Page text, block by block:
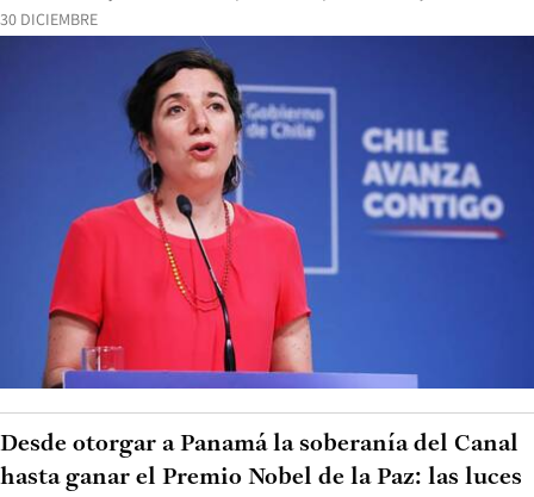
30 DICIEMBRE
Desde otorgar a Panamá la soberanía del Canal
hasta ganar el Premio Nobel de la Paz: las luces